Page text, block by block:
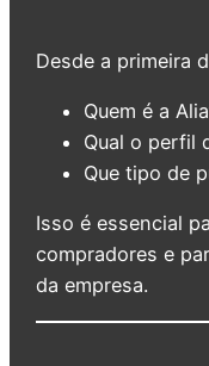
Desde a primeira
Quem é a
Qual o perfil
Que tipo de
Isso é essencial
compradores e
da empresa.